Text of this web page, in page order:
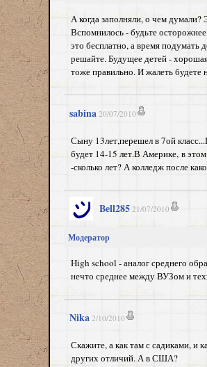
А когда заполняли, о чем
Вспомнилось - будьте
это бесплатно, а время
решайте. Будущее детей -
тоже правильно. И жалеть
sabina 20/07/2010
Сыну 13лет,перешел в 7ой
будет 14-15 лет.В Америке, в
-сколько лет? А колледж после
Bell285 21/07/2010
Модератор
High school - аналог среднего
нечто среднее между ВУЗом и
Nika 2/10/2010
Скажите, а как там с садиками, и
других отличий. А в США?